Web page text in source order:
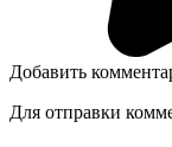
Добавить
Для отправки